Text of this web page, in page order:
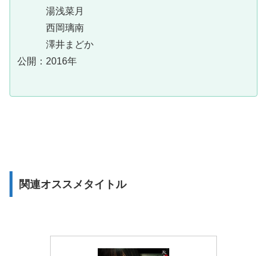
湯浅菜月
西岡璃南
澤井まどか
公開：2016年
関連オススメタイトル